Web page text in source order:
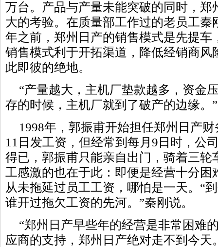
万台。产品与产量未能突破的同时，郑
大的考验。在质量部工作过的老员工秦
年之前，郑州日产的销售模式是先提车
销售模式利于开拓渠道，降低经销商风
此即彼的绝地。
“产量越大，主机厂垫款越多，资金
存的时候，主机厂就到了破产的边缘。
1998年，郭振甫开始担任郑州日产
11日发工资，但经常到每月9日时，公
得已，郭振甫只能亲自出门，骑着三轮
工感激的也在于此：即便是经营十分困
从未拖延过员工工资，哪怕是一天。“
谁开过拖欠工资的先河。”秦刚说。
“郑州日产早些年的经营是非常困难
应商的支持，郑州日产绝对走不到今